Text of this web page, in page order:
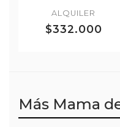
ALQUILER
$332.000
Más Mama